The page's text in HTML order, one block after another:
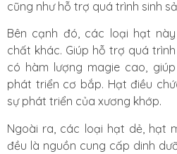
cũng như hỗ trợ quá trình sinh
Bên cạnh đó, các loại hạt
chất khác. Giúp hỗ trợ quá
có hàm lượng magie cao,
phát triển cơ bắp. Hạt điều
sự phát triển của xương khớp.
Ngoài ra, các loại hạt dẻ, hạt
đều là nguồn cung cấp dinh